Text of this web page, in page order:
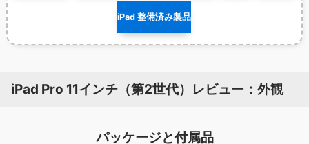
iPad 整備済み製品
iPad Pro 11インチ（第2世代）レビュー：外観
パッケージと付属品